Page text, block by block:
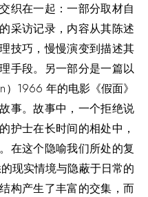
织在一起：一部分取材自
采访记录，内容从其陈述
技巧，慢慢演变到描述其
手段。另一部分是一篇以
）1966 年的电影《假面》
事。故事中，一个拒绝说
护士在长时间的相处中，
在这个隐喻我们所处的复
现实情境与隐蔽于日常的
构产生了丰富的交集，而